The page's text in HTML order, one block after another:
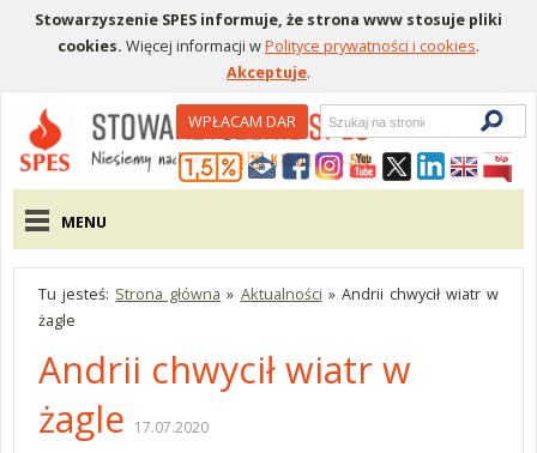
Stowarzyszenie SPES informuje, że strona www stosuje pliki
cookies. Więcej informacji wPolityce prywatności i cookies.
Akceptuje.
Menu pomocniczeWPŁACAM DAR
Wyszukiwarka
Menu główne
MENU
Tu jesteś: Strona główna » Aktualności » Andrii chwycił wiatr w
żagle
Andrii chwycił wiatr w
żagle 17.07.2020